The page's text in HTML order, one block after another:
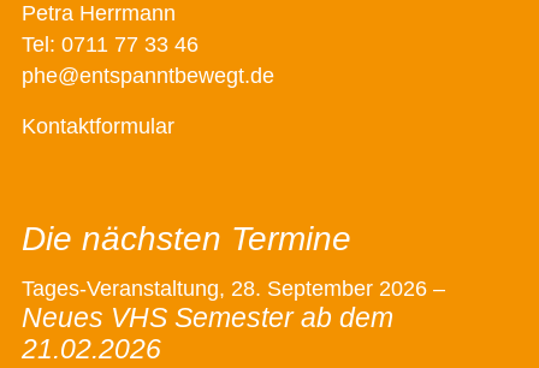
Petra Herrmann
Tel: 0711 77 33 46
phe@entspanntbewegt.de
Kontaktformular
Die nächsten Termine
Tages-Veranstaltung, 28. September 2026–
Neues VHS Semester ab dem
21.02.2026